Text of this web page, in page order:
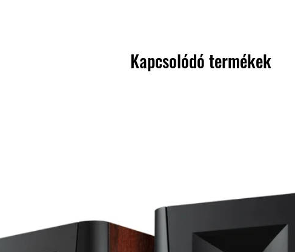
Kapcsolódó termékek